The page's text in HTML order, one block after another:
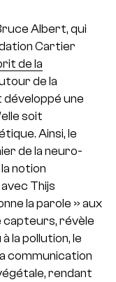
Albert, qui
Cartier
de la
de la
une
soit
Ainsi, le
de la neuro-
notion
Thijs
la parole » aux
capteurs, révèle
la pollution, le
communication
rendant